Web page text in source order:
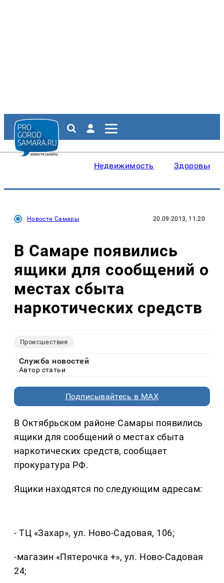
Недвижимость Здоровье
Новости Самары 20.09.2013, 11:20
В Самаре появились
ящики для сообщений о
местах сбыта
наркотических средств
Происшествия
Служба новостей
Автор статьи
Подписывайтесь в MAX
В Октябрьском районе Самары появились
ящики для сообщений о местах сбыта
наркотических средств, сообщает
прокуратура РФ.
Ящики находятся по следующим адресам:
- ТЦ «Захар», ул. Ново-Садовая, 106;
-магазин «Пятерочка +», ул. Ново-Садовая
24;